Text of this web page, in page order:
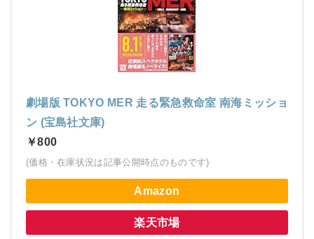
劇場版 TOKYO MER 走る緊急救命室 南海ミッショ
ン (宝島社文庫)
￥800
(価格・在庫状況は記事公開時点のものです)
Amazon
楽天市場